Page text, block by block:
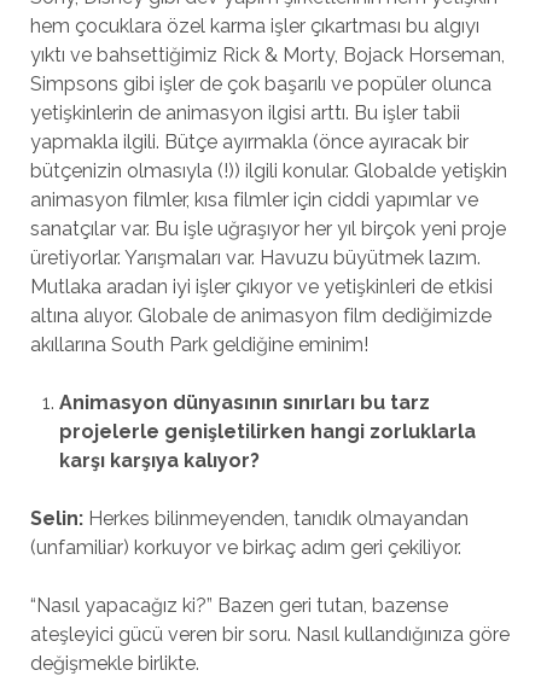
hem çocuklara özel karma işler çıkartması bu algıyı
yıktı ve bahsettiğimiz Rick & Morty, Bojack Horseman,
Simpsons gibi işler de çok başarılı ve popüler olunca
yetişkinlerin de animasyon ilgisi arttı. Bu işler tabii
yapmakla ilgili. Bütçe ayırmakla (önce ayıracak bir
bütçenizin olmasıyla (!)) ilgili konular. Globalde yetişkin
animasyon filmler, kısa filmler için ciddi yapımlar ve
sanatçılar var. Bu işle uğraşıyor her yıl birçok yeni proje
üretiyorlar. Yarışmaları var. Havuzu büyütmek lazım.
Mutlaka aradan iyi işler çıkıyor ve yetişkinleri de etkisi
altına alıyor. Globale de animasyon film dediğimizde
akıllarına South Park geldiğine eminim!
Animasyon dünyasının sınırları bu tarz
projelerle genişletilirken hangi zorluklarla
karşı karşıya kalıyor?
Selin:Herkes bilinmeyenden, tanıdık olmayandan
(unfamiliar) korkuyor ve birkaç adım geri çekiliyor.
“Nasıl yapacağız ki?” Bazen geri tutan, bazense
ateşleyici gücü veren bir soru. Nasıl kullandığınıza göre
değişmekle birlikte.